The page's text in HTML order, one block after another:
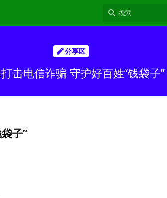
分享区
击电信诈骗 守护好百姓“钱袋子”
子”